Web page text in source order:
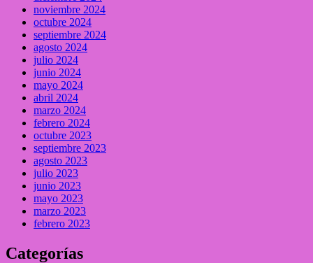
noviembre 2024
octubre 2024
septiembre 2024
agosto 2024
julio 2024
junio 2024
mayo 2024
abril 2024
marzo 2024
febrero 2024
octubre 2023
septiembre 2023
agosto 2023
julio 2023
junio 2023
mayo 2023
marzo 2023
febrero 2023
Categorías